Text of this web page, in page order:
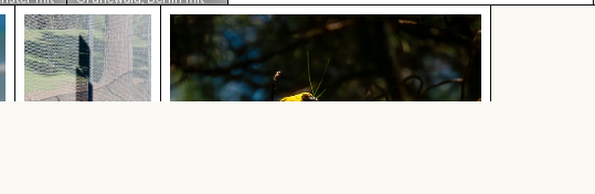
buntem Laub
Licht
Schatten eines Schildes auf Maschendrahtzaun
Gelber Webervogel baut ein Nest in der Natur